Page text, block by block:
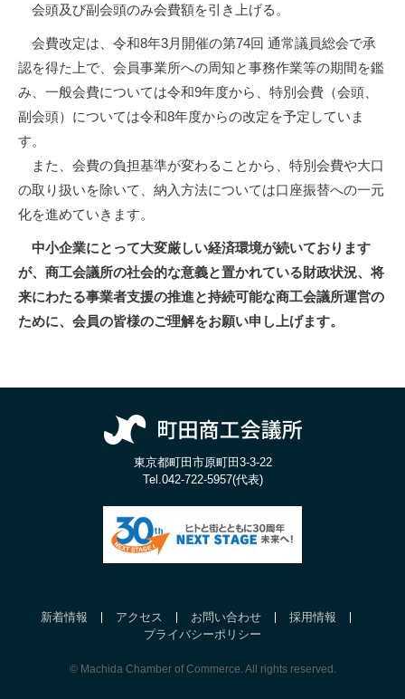
会頭及び副会頭のみ会費額を引き上げる。
会費改定は、令和8年3月開催の第74回 通常議員総会で承
認を得た上で、会員事業所への周知と事務作業等の期間を鑑
み、一般会費については令和9年度から、特別会費（会頭、
副会頭）については令和8年度からの改定を予定していま
す。
また、会費の負担基準が変わることから、特別会費や大口
の取り扱いを除いて、納入方法については口座振替への一元
化を進めていきます。
中小企業にとって大変厳しい経済環境が続いております
が、商工会議所の社会的な意義と置かれている財政状況、将
来にわたる事業者支援の推進と持続可能な商工会議所運営の
ために、会員の皆様のご理解をお願い申し上げます。
東京都町田市原町田3-3-22
Tel.042-722-5957(代表)
新着情報 アクセス お問い合わせ
採用情報
プライバシーポリシー
© Machida Chamber of Commerce. All rights reserved.